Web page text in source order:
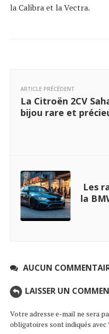
la Calibra et la Vectra.
ARTICLE PRÉCÉDENT
La Citroën 2CV
bijou rare et
Les
la
AUCUN
LAISSER UN
Votre adresse e-mail ne sera
obligatoires sont indiqués avec